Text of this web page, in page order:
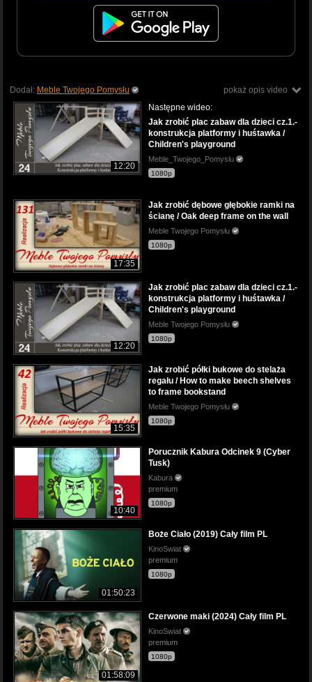
pokaż opis video
Dodał: Meble Twojego Pomysłu
12:20
Następne wideo:
Jak zrobić plac zabaw dla dzieci cz.1.-
konstrukcja platformy i huśtawka /
Children's playground
Meble_Twojego_Pomyslu
1080p
17:35
Jak zrobić dębowe głębokie ramki na
ścianę / Oak deep frame on the wall
Meble Twojego Pomysłu
1080p
12:20
Jak zrobić plac zabaw dla dzieci cz.1.-
konstrukcja platformy i huśtawka /
Children's playground
Meble Twojego Pomysłu
1080p
15:35
Jak zrobić półki bukowe do stelaża
regału / How to make beech shelves
to frame bookstand
Meble Twojego Pomysłu
1080p
10:40
Porucznik Kabura Odcinek 9 (Cyber
Tusk)
Kabura
premium
1080p
01:50:23
Boże Ciało (2019) Cały film PL
KinoSwiat
premium
1080p
01:58:09
Czerwone maki (2024) Cały film PL
KinoSwiat
premium
1080p